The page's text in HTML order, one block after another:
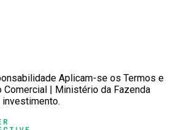
Aplicam-se os Termos e
Comercial | Ministério da Fazenda